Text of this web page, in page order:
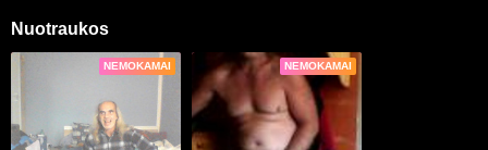
Nuotraukos
NEMOKAMAI NEMOKAMAI